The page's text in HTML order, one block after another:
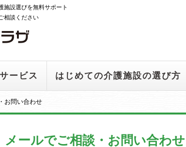
施設選びを無料サポート
相談ください
ービス はじめての介護施設の選び方
お問い合わせ
メールでご相談・お問い合わせ